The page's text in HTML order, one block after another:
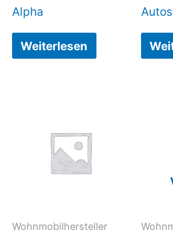
Alpha
Weiterlesen
Wohnmobilhersteller